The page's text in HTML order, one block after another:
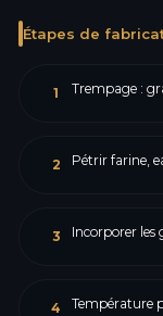
Étapes de
1 Trempage :
2 Pétrir farine,
3 Incorporer les
4 Température